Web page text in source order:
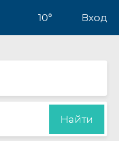
10° Вход
Найти